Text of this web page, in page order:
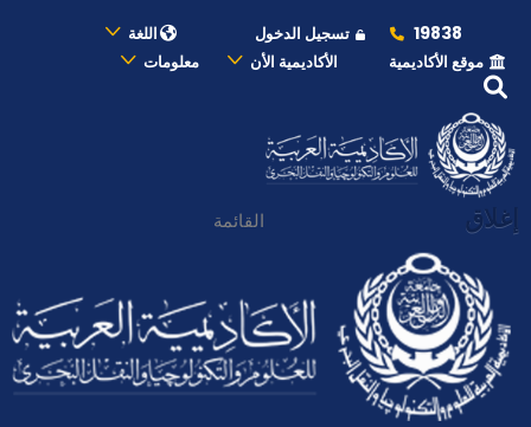
19838 تسجيل الدخول
اللغة
موقع الأكاديمية
الأكاديمية الأن معلومات
إغلاق القائمة